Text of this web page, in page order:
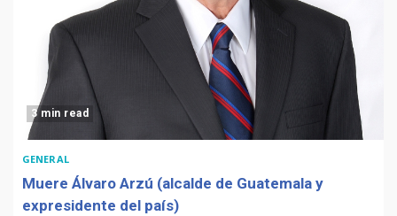
3 min read
GENERAL
Muere Álvaro Arzú (alcalde de Guatemala y
expresidente del país)